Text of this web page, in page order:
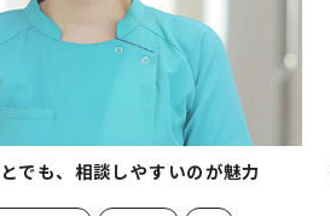
でも、相談しやすいのが魅力